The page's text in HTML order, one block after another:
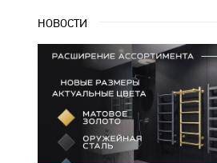
НОВОСТИ